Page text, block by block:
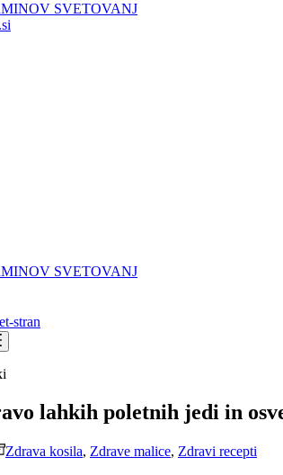
SVETOVANJ
SVETOVANJ
lahkih poletnih jedi in
Zdrava kosila, Zdrave malice, Zdravi recepti